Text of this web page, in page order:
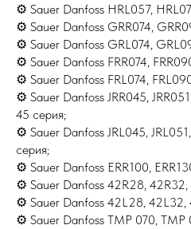
⚙ Sauer Danfoss HRL057,
⚙ Sauer Danfoss GRR074,
⚙ Sauer Danfoss GRL074,
⚙ Sauer Danfoss FRR074,
⚙ Sauer Danfoss FRL074,
⚙ Sauer Danfoss JRR045,
45 серия;
⚙ Sauer Danfoss JRL045,
серия;
⚙ Sauer Danfoss ERR100,
⚙ Sauer Danfoss 42R28, 42R32,
⚙ Sauer Danfoss 42L28, 42L32,
⚙ Sauer Danfoss TMP 070, TMP